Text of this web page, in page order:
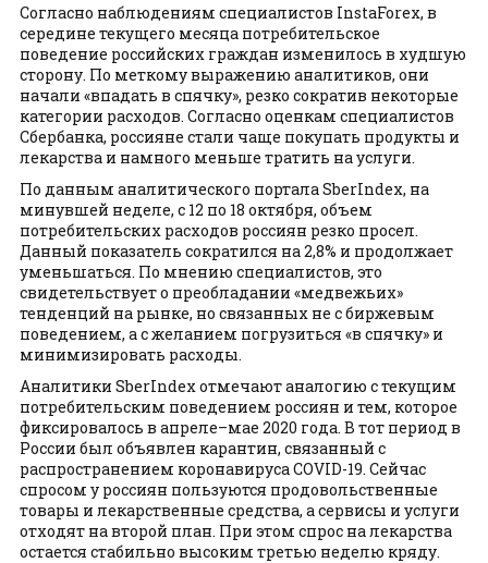
Согласно наблюдениям специалистов InstaForex, в
середине текущего месяца потребительское
поведение российских граждан изменилось в худшую
сторону. По меткому выражению аналитиков, они
начали «впадать в спячку», резко сократив некоторые
категории расходов. Согласно оценкам специалистов
Сбербанка, россияне стали чаще покупать продукты и
лекарства и намного меньше тратить на услуги.
По данным аналитического портала SberIndex, на
минувшей неделе, с 12 по 18 октября, объем
потребительских расходов россиян резко просел.
Данный показатель сократился на 2,8% и продолжает
уменьшаться. По мнению специалистов, это
свидетельствует о преобладании «медвежьих»
тенденций на рынке, но связанных не с биржевым
поведением, а с желанием погрузиться «в спячку» и
минимизировать расходы.
Аналитики SberIndex отмечают аналогию с текущим
потребительским поведением россиян и тем, которое
фиксировалось в апреле–мае 2020 года. В тот период в
России был объявлен карантин, связанный с
распространением коронавируса COVID-19. Сейчас
спросом у россиян пользуются продовольственные
товары и лекарственные средства, а сервисы и услуги
отходят на второй план. При этом спрос на лекарства
остается стабильно высоким третью неделю кряду.